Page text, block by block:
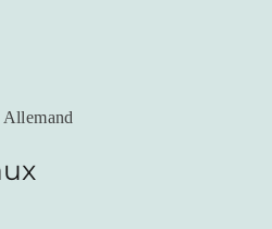
Allemand